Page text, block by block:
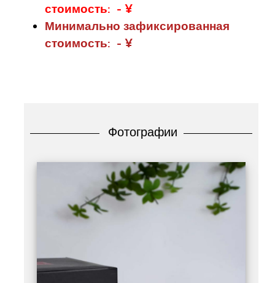
стоимость: - ¥
Минимально зафиксированная
стоимость: - ¥
Фотографии